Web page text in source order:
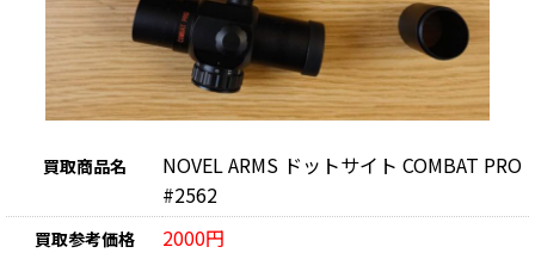
買取商品名
NOVEL ARMS ドットサイト COMBAT PRO
#2562
買取参考価格 2000円